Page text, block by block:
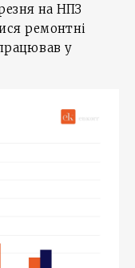
на НПЗ
ремонтні
у